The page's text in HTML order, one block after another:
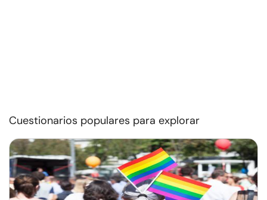
Cuestionarios populares para explorar